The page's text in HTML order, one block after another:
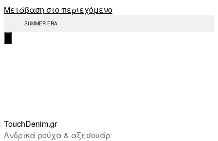
Μετάβαση στο περιεχόμενο
SUMMER ERA
TouchDenim.gr
Ανδρικά ρούχα & αξεσουάρ